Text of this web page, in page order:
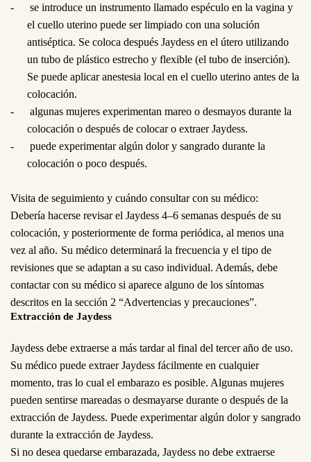
-
se introduce un instrumento llamado espéculo en la vagina y
el cuello uterino puede ser limpiado con una solución
antiséptica. Se coloca después Jaydess en el útero utilizando
un tubo de plástico estrecho y flexible (el tubo de inserción).
Se puede aplicar anestesia local en el cuello uterino antes de la
colocación.
-
algunas mujeres experimentan mareo o desmayos durante la
colocación o después de colocar o extraer Jaydess.
-
puede experimentar algún dolor y sangrado durante la
colocación o poco después.
Visita de seguimiento y cuándo consultar con su médico:
Debería hacerse revisar el Jaydess 4–6 semanas después de su
colocación, y posteriormente de forma periódica, al menos una
vez al año. Su médico determinará la frecuencia y el tipo de
revisiones que se adaptan a su caso individual. Además, debe
contactar con su médico si aparece alguno de los síntomas
descritos en la sección 2 “Advertencias y precauciones”.
Extracción de Jaydess
Jaydess debe extraerse a más tardar al final del tercer año de uso.
Su médico puede extraer Jaydess fácilmente en cualquier
momento, tras lo cual el embarazo es posible. Algunas mujeres
pueden sentirse mareadas o desmayarse durante o después de la
extracción de Jaydess. Puede experimentar algún dolor y sangrado
durante la extracción de Jaydess.
Si no desea quedarse embarazada, Jaydess no debe extraerse